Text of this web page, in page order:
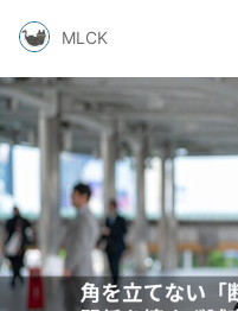
MLCK